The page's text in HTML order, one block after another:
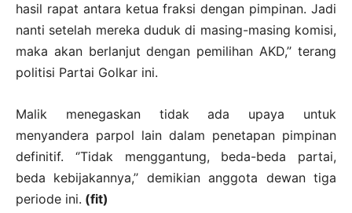
hasil rapat antara ketua fraksi dengan pimpinan. Jadi
nanti setelah mereka duduk di masing-masing komisi,
maka akan berlanjut dengan pemilihan AKD,’’ terang
politisi Partai Golkar ini.
Malik menegaskan tidak ada upaya untuk
menyandera parpol lain dalam penetapan pimpinan
definitif. ‘’Tidak menggantung, beda-beda partai,
beda kebijakannya,’’ demikian anggota dewan tiga
periode ini. (fit)